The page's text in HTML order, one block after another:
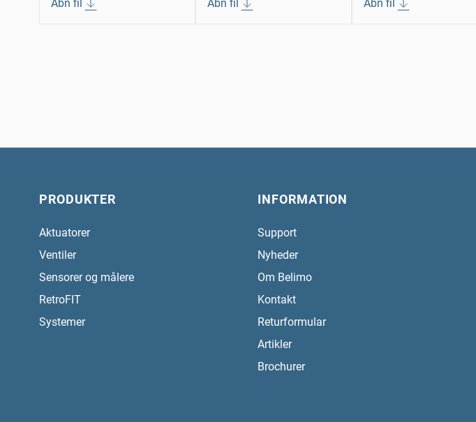
Åbn fil Åbn fil Åbn fil
PRODUKTER
Aktuatorer
Ventiler
Sensorer og målere
RetroFIT
Systemer
INFORMATION
Support
Nyheder
Om Belimo
Kontakt
Returformular
Artikler
Brochurer